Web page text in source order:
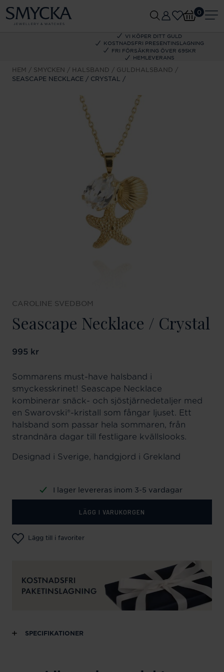
VI KÖPER DITT GULD
KOSTNADSFRI PRESENTINSLAGNING
FRI FÖRSÄKRING ÖVER 695KR
HEMLEVERANS
0
HEM SMYCKEN HALSBAND
GULDHALSBAND
SEASCAPE NECKLACE / CRYSTAL
CAROLINE SVEDBOM
Seascape Necklace / Crystal
Pris :995 kr
995 kr
Sommarens must-have halsband i
smyckesskrinet! Seascape Necklace
kombinerar snäck- och sjöstjärnedetaljer med
en Swarovski®-kristall som fångar ljuset. Ett
halsband som passar hela sommaren, från
strandnära dagar till festligare kvällslooks.
Designad i Sverige, handgjord i Grekland
I lager levereras inom 3-5 vardagar
LÄGG I VARUKORGEN
Lägg till i favoriter
SPECIFIKATIONER